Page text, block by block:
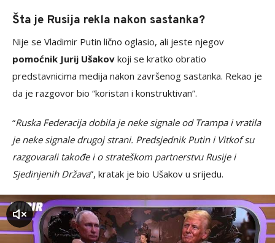
Šta je Rusija rekla nakon sastanka?
Nije se Vladimir Putin lično oglasio, ali jeste njegov
pomoćnik Jurij Ušakov koji se kratko obratio
predstavnicima medija nakon završenog sastanka. Rekao je
da je razgovor bio “koristan i konstruktivan”.
“Ruska Federacija dobila je neke signale od Trampa i vratila
je neke signale drugoj strani. Predsjednik Putin i Vitkof su
razgovarali takođe i o strateškom partnerstvu Rusije i
Sjedinjenih Država”, kratak je bio Ušakov u srijedu.